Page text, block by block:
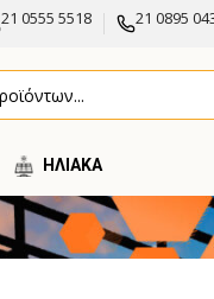
21 0555 5518 21 0895
ΗΛΙΑΚA